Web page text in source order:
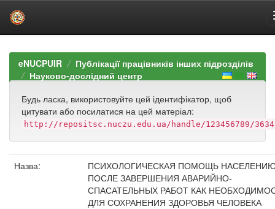
navigationeNUCPUIR
Публікації працівників інших підрозділів
Науково-дослідний центр
Будь ласка, використовуйте цей ідентифікатор, щоб
цитувати або посилатися на цей матеріал:
http://repositsc.nuczu.edu.ua/handle/123456789/3634
Назва:
ПСИХОЛОГИЧЕСКАЯ ПОМОЩЬ
ПОСЛЕ ЗАВЕРШЕНИЯ АВАРИЙНО-
СПАСАТЕЛЬНЫХ РАБОТ КАК
ДЛЯ СОХРАНЕНИЯ ЗДОРОВЬЯ ЧЕЛОВЕКА